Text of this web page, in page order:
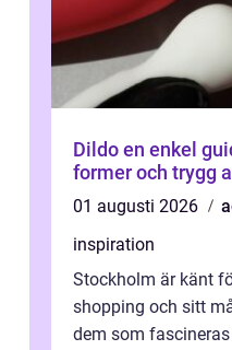
Dildo en enkel guide till material,
former och trygg
01 augusti 2026
inspiration
Stockholm är känt
shopping och sitt
dem som